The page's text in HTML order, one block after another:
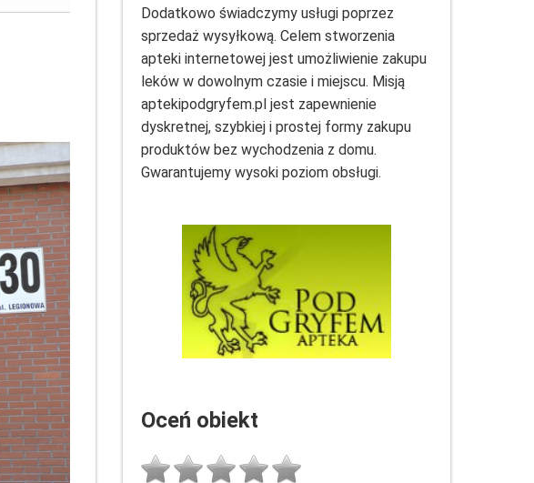
Dodatkowo świadczymy usługi poprzez
sprzedaż wysyłkową. Celem stworzenia
apteki internetowej jest umożliwienie zakupu
leków w dowolnym czasie i miejscu. Misją
aptekipodgryfem.pl jest zapewnienie
dyskretnej, szybkiej i prostej formy zakupu
produktów bez wychodzenia z domu.
Gwarantujemy wysoki poziom obsługi.
Oceń obiekt